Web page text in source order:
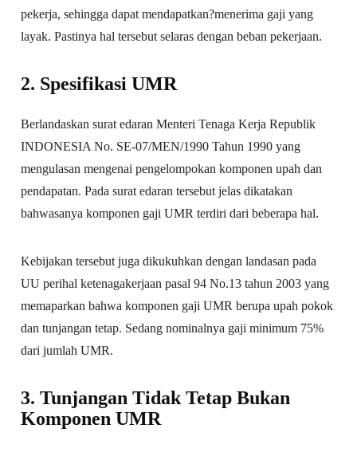
pekerja, sehingga dapat mendapatkan?menerima gaji yang
layak. Pastinya hal tersebut selaras dengan beban pekerjaan.
2. Spesifikasi UMR
Berlandaskan surat edaran Menteri Tenaga Kerja Republik
INDONESIA No. SE-07/MEN/1990 Tahun 1990 yang
mengulasan mengenai pengelompokan komponen upah dan
pendapatan. Pada surat edaran tersebut jelas dikatakan
bahwasanya komponen gaji UMR terdiri dari beberapa hal.
Kebijakan tersebut juga dikukuhkan dengan landasan pada
UU perihal ketenagakerjaan pasal 94 No.13 tahun 2003 yang
memaparkan bahwa komponen gaji UMR berupa upah pokok
dan tunjangan tetap. Sedang nominalnya gaji minimum 75%
dari jumlah UMR.
3. Tunjangan Tidak Tetap Bukan
Komponen UMR